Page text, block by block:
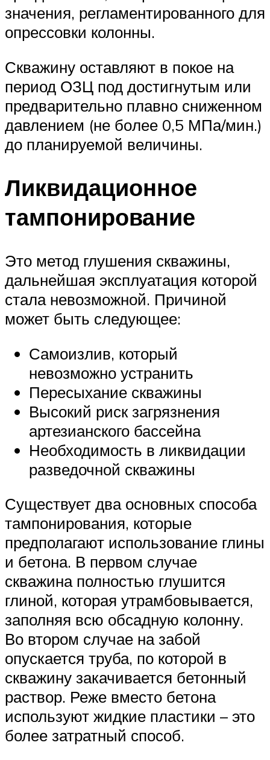
значения, регламентированного для
опрессовки колонны.
Скважину оставляют в покое на
период ОЗЦ под достигну­тым или
предварительно плавно сниженном
давлением (не бо­лее 0,5 МПа/мин.)
до планируемой величины.
Ликвидационное
тампонирование
Это метод глушения скважины,
дальнейшая эксплуатация которой
стала невозможной. Причиной
может быть следующее:
Самоизлив, который
невозможно устранить
Пересыхание скважины
Высокий риск загрязнения
артезианского бассейна
Необходимость в ликвидации
разведочной скважины
Существует два основных способа
тампонирования, которые
предполагают использование глины
и бетона. В первом случае
скважина полностью глушится
глиной, которая утрамбовывается,
заполняя всю обсадную колонну.
Во втором случае на забой
опускается труба, по которой в
скважину закачивается бетонный
раствор. Реже вместо бетона
используют жидкие пластики – это
более затратный способ.